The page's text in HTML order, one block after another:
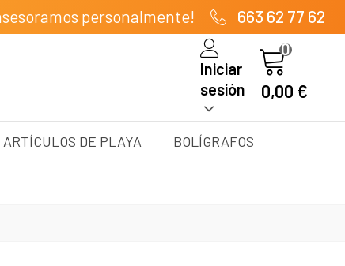
personalmente! 663 62 77 62
Iniciar
sesión
0
0,00 €
ARTÍCULOS DE PLAYA BOLÍGRAFOS